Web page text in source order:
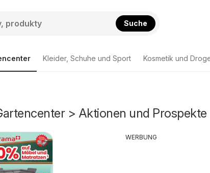
Suche
Kleider, Schuhe und Sport Kosmetik und
> Aktionen und Prospekte
WERBUNG